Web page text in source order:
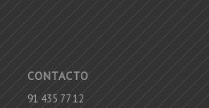
CONTACTO
91 435 77 12